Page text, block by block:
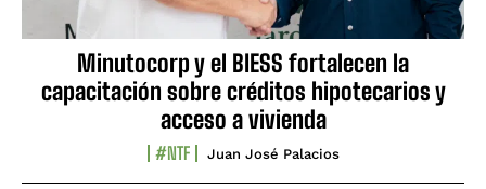
Minutocorp y el BIESS fortalecen la
capacitación sobre créditos hipotecarios y
acceso a vivienda
#NTF Juan José Palacios